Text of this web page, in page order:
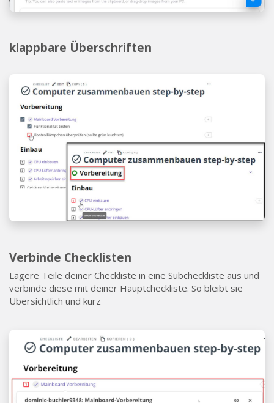
klappbare Überschriften
Verbinde Checklisten
Lagere Teile deiner Checkliste in eine Subcheckliste aus und
verbinde diese mit deiner Hauptcheckliste. So bleibt sie
Übersichtlich und kurz